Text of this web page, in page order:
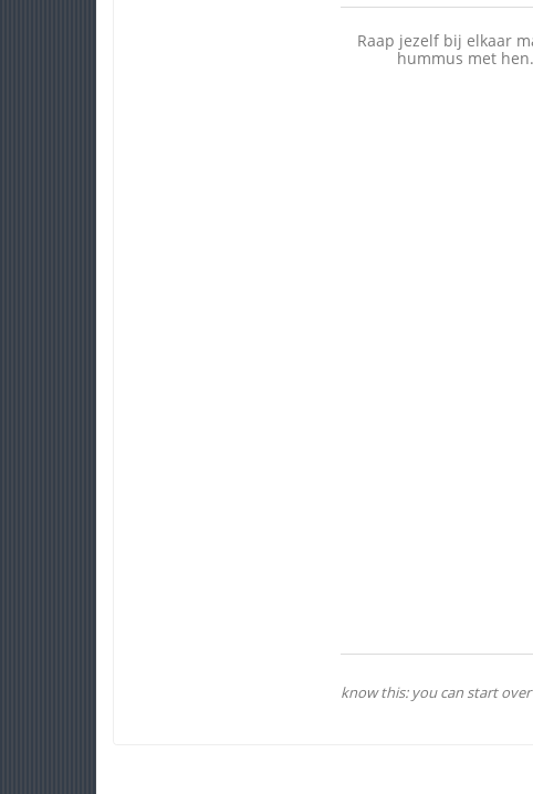
Raap jezelf bij elkaar
hummus met
know this: you can start